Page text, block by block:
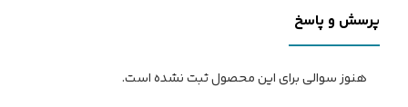
پرسش و پاسخ
هنوز سوالی برای این محصول ثبت نشده است.